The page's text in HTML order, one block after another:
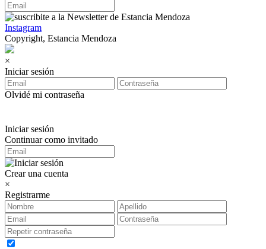
Instagram
Copyright, Estancia Mendoza
×
Iniciar sesión
Olvidé mi contraseña
Iniciar sesión
Continuar como invitado
Crear una cuenta
×
Registrarme